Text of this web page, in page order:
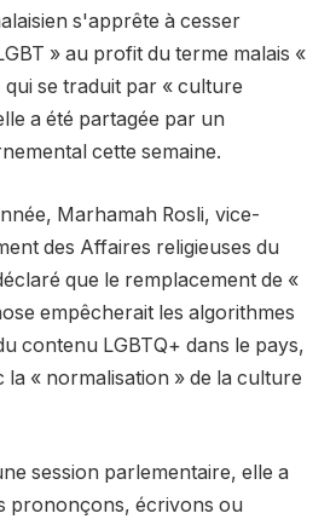
s'apprête à cesser
» au profit du terme malais «
qui se traduit par « culture
a été partagée par un
cette semaine.
Marhamah Rosli, vice-
des Affaires religieuses du
que le remplacement de «
empêcherait les algorithmes
contenu LGBTQ+ dans le pays,
la « normalisation » de la culture
session parlementaire, elle a
prononçons, écrivons ou